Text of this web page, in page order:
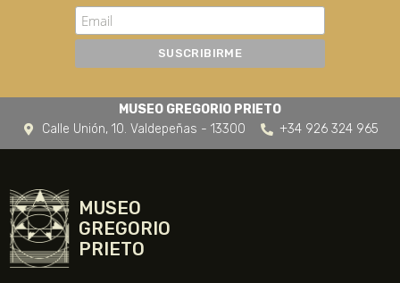
TIENDA
NOTICIAS
MUSEO GREGORIO PRIETO
Calle Unión, 10. Valdepeñas - 13300
+34 926 324 965
MUSEO
GREGORIO
PRIETO